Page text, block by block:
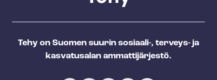
Tehy on Suomen suurin sosiaali-, terveys- ja
kasvatusalan ammattijärjestö.